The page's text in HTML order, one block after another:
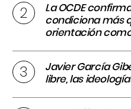
La OCDE
condiciona más
orientación
Javier García
libre, las